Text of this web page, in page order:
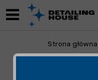
Strona główna